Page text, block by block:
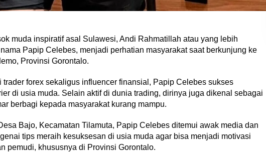
muda inspiratif asal Sulawesi, Andi Rahmatillah atau yang lebih
Papip Celebes, menjadi perhatian masyarakat saat berkunjung ke
Provinsi Gorontalo.
trader forex sekaligus influencer finansial, Papip Celebes sukses
di usia muda. Selain aktif di dunia trading, dirinya juga dikenal sebagai
berbagi kepada masyarakat kurang mampu.
Bajo, Kecamatan Tilamuta, Papip Celebes ditemui awak media dan
tips meraih kesuksesan di usia muda agar bisa menjadi motivasi
pemudi, khususnya di Provinsi Gorontalo.